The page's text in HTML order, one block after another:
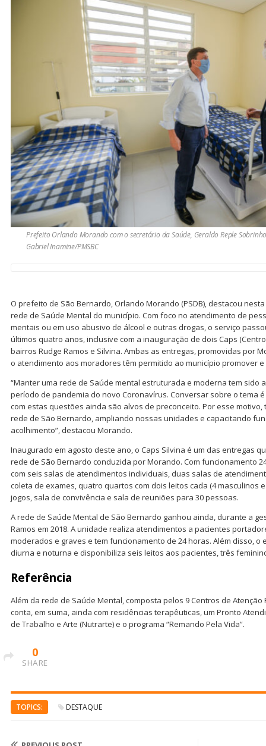
Prefeito Orlando Morando com o secretário da Saúde, Geraldo Reple
Gabriel Inamine/PMSBC
O prefeito de São Bernardo, Orlando Morando (PSDB), destacou
rede de Saúde Mental do município. Com foco no atendimento de
mentais ou em uso abusivo de álcool e outras drogas, o serviço
últimos quatro anos, inclusive com a inauguração de dois Caps
bairros Rudge Ramos e Silvina. Ambas as entregas, promovidas por
o atendimento aos moradores têm permitido ao município promover
“Manter uma rede de Saúde mental estruturada e moderna tem sido
período de pandemia do novo Coronavírus. Conversar sobre o tema
com estas questões ainda são alvos de preconceito. Por esse
rede de São Bernardo, ampliando nossas unidades e capacitando
acolhimento”, destacou Morando.
Inaugurado em agosto deste ano, o Caps Silvina é um das entregas
rede de São Bernardo conduzida por Morando. Com funcionamento
com seis salas de atendimentos individuais, duas salas de
coleta de exames, quatro quartos com dois leitos cada (4 masculinos
jogos, sala de convivência e sala de reuniões para 30 pessoas.
A rede de Saúde Mental de São Bernardo ganhou ainda, durante a
Ramos em 2018. A unidade realiza atendimentos a pacientes
moderados e graves e tem funcionamento de 24 horas. Além disso, o
diurna e noturna e disponibiliza seis leitos aos pacientes, três
Referência
Além da rede de Saúde Mental, composta pelos 9 Centros de Atenção
conta, em suma, ainda com residências terapêuticas, um Pronto
de Trabalho e Arte (Nutrarte) e o programa “Remando Pela Vida”.
0
SHARE
TOPICS: DESTAQUE